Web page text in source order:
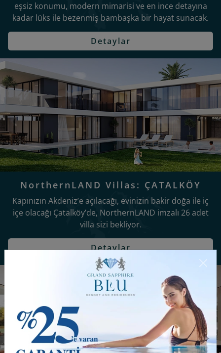
eşsiz konumu, modern mimarisi ve en ince detayına
kadar lüks ile bezenmiş bambaşka bir hayat sunacak.
Detaylar
NorthernLAND Villas: ÇATALKÖY
Kapınızın Akdeniz’e açılacağı, evinizin bakir doğa ile iç
içe olacağı Çatalköy’de, NorthernLAND imzalı 26 adet
villa sizi bekliyor.
Detaylar